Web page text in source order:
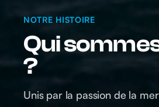
NOTRE HISTOIRE
Qui
?
Unis par la passion de la